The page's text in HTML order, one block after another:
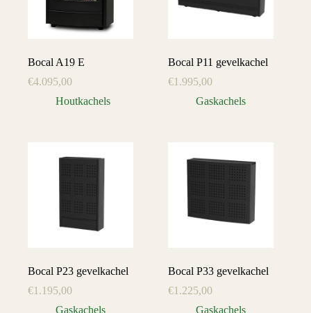
Bocal A19 E
€4.095,00
Houtkachels
Bocal P11 gevelkachel
€1.995,00
Gaskachels
Bocal P23 gevelkachel
€1.195,00
Gaskachels
Bocal P33 gevelkachel
€1.225,00
Gaskachels